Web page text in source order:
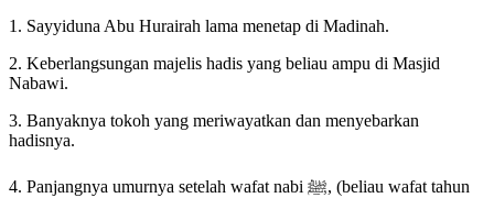
1. Sayyiduna Abu Hurairah lama menetap di Madinah.
2. Keberlangsungan majelis hadis yang beliau ampu di Masjid
Nabawi.
3. Banyaknya tokoh yang meriwayatkan dan menyebarkan
hadisnya.
4. Panjangnya umurnya setelah wafat nabi ﷺ, (beliau wafat tahun